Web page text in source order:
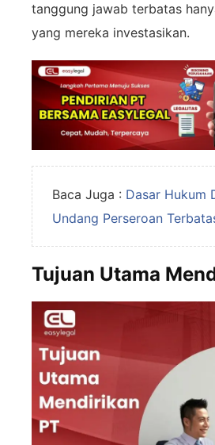
tanggung jawab terbatas
yang mereka investasikan.
Baca Juga : Dasar Hukum
Undang Perseroan
Tujuan Utama